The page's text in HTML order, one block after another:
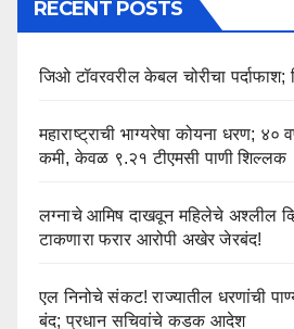
RECENT POSTS
जिओ टॉवरवरील केबल चोरीचा पर्दाफाश;
महाराष्ट्राची भाग्यरेषा कोयना धरण; ४०
कमी, केवळ ९.२१ टीएमसी पाणी शिल्लक
लग्नाचे आमिष दाखवून महिलेचे अश्लील
टाकणारा फरार आरोपी अखेर जेरबंद!
एल निनोचे संकट! राज्यातील धरणांची
बंद; प्रधान सचिवांचे कडक आदेश